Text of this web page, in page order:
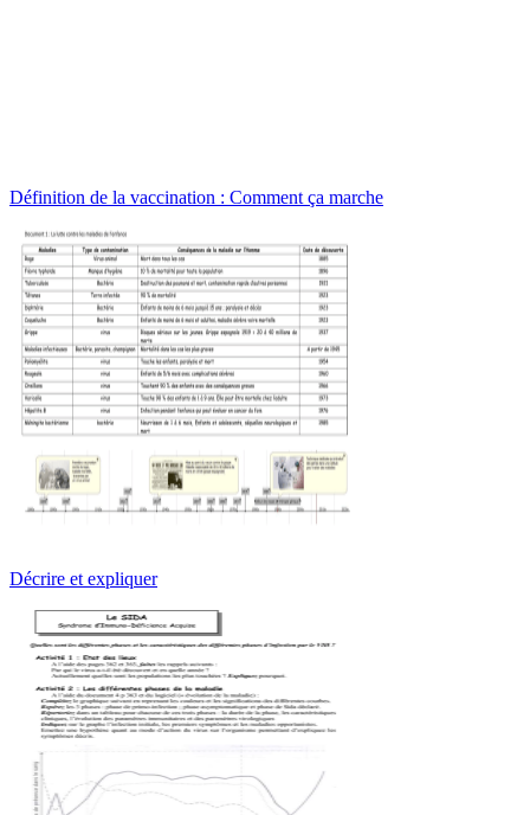
Définition de la vaccination : Comment ça marche
Décrire et expliquer